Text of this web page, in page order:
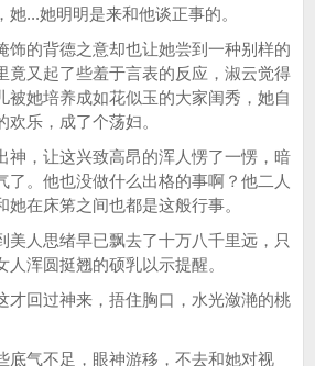
...她明明是来和他谈正事的。
的背德之意却也让她尝到一种别样的
竟又起了些羞于言表的反应，淑云觉得
被她培养成如花似玉的大家闺秀，她自
乐，成了个荡妇。
，让这兴致高昂的浑人愣了一愣，暗
了。他也没做什么出格的事啊？他二人
在床笫之间也都是这般行事。
人思绪早已飘去了十万八千里远，只
浑圆挺翘的硕乳以示提醒。
回过神来，捂住胸口，水光潋滟的桃
气不足，眼神游移，不去和她对视